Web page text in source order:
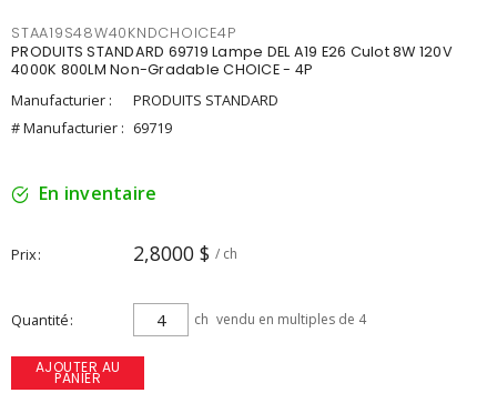
STAA19S48W40KNDCHOICE4P
PRODUITS STANDARD 69719 Lampe DEL A19 E26 Culot 8W 120V
4000K 800LM Non-Gradable CHOICE - 4P
Manufacturier :
PRODUITS STANDARD
# Manufacturier : 69719
En inventaire
Prix 2,8000 $ / ch
Quantité ch vendu en multiples de 4
AJOUTER AU
PANIER